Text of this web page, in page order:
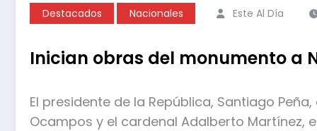
Destacados Nacionales Este Al Día
Inician obras del monumento a
El presidente de la República, Santiago
Ocampos y el cardenal Adalberto Martínez,